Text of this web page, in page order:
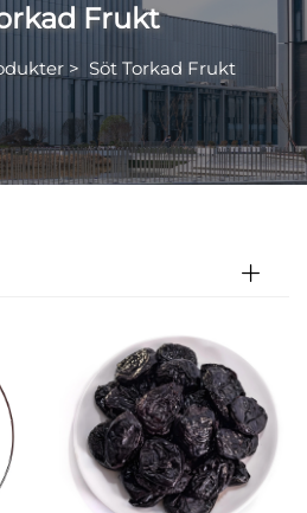
Frukt
> Söt Torkad Frukt